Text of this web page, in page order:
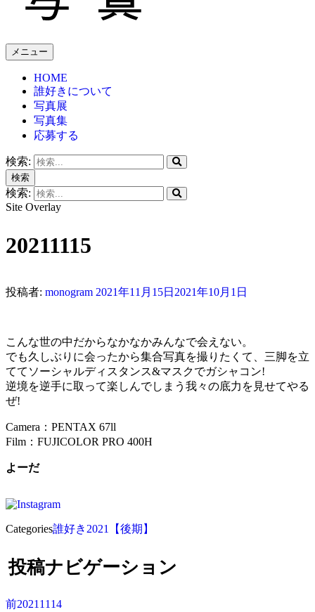
誰がなんと言おうと大好きな写真
メニュー
HOME
誰好きについて
写真展
写真集
応募する
検索:
検索
検索:
Site Overlay
20211115
投稿者: monogram 2021年11月15日 2021年10月1日
こんな世の中だからなかなかみんなで会えない。
でも久しぶりに会ったから集合写真を撮りたくて、三脚を立
ててソーシャルディスタンス&マスクでガシャコン!
逆境を逆手に取って楽しんでしまう我々の底力を見せてやる
ぜ!
Camera：PENTAX 67ll
Film：FUJICOLOR PRO 400H
よーだ
Categories誰好き2021【後期】
投稿ナビゲーション
前20211114